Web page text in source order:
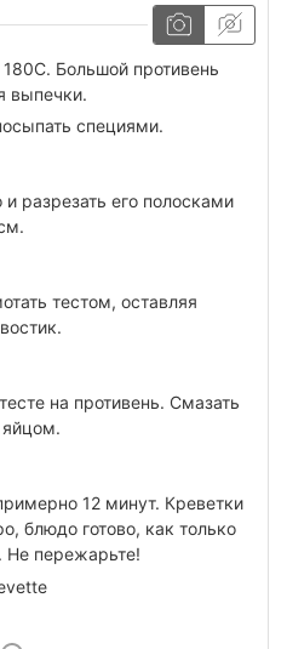
Большой противень
выпечки.
специями.
и разрезать его полосками
тестом, оставляя
на противень. Смазать
яйцом.
12 минут. Креветки
блюдо готово, как только
Не пережарьте!